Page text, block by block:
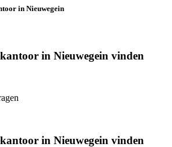
in Nieuwegein
in Nieuwegein vinden
in Nieuwegein vinden